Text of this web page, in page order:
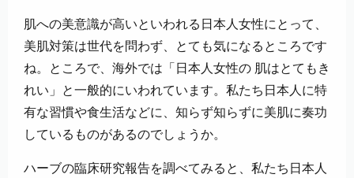
肌への美意識が高いといわれる日本人女性にとって、
美肌対策は世代を問わず、とても気になるところです
ね。ところで、海外では「日本人女性の 肌はとてもき
れい」と一般的にいわれています。私たち日本人に特
有な習慣や食生活などに、知らず知らずに美肌に奏功
しているものがあるのでしょうか。
ハーブの臨床研究報告を調べてみると、私たち日本人